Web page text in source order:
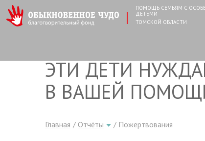
ПОМОЩЬ СЕМЬЯМ С
ДЕТЬМИ
ТОМСКОЙ ОБЛАСТИ
ЭТИ ДЕТИ
В ВАШЕЙ
Главная Отчёты Пожертвования